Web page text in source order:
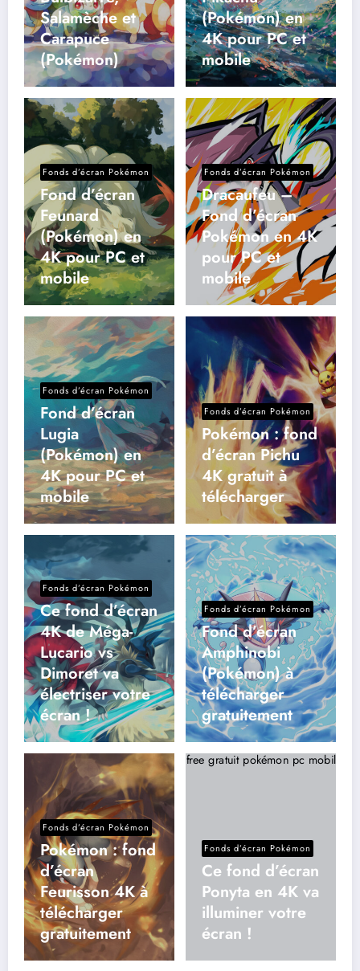
Salamèche et
Carapuce
(Pokémon)
(Pokémon) en
4K pour PC et
mobile
Fonds d’écran Pokémon
Fond d’écran
Feunard
(Pokémon) en
4K pour PC et
mobile
Fonds d’écran Pokémon
Dracaufeu –
Fond d’écran
Pokémon en 4K
pour PC et
mobile
Fonds d’écran Pokémon
Fond d’écran
Lugia
(Pokémon) en
4K pour PC et
mobile
Fonds d’écran Pokémon
Pokémon : fond
d’écran Pichu
4K gratuit à
télécharger
Fonds d’écran Pokémon
Ce fond d’écran
4K de Méga-
Lucario vs
Dimoret va
électriser votre
écran !
Fonds d’écran Pokémon
Fond d’écran
Amphinobi
(Pokémon) à
télécharger
gratuitement
Fonds d’écran Pokémon
Pokémon : fond
d’écran
Feurisson 4K à
télécharger
gratuitement
Fonds d’écran Pokémon
Ce fond d’écran
Ponyta en 4K va
illuminer votre
écran !